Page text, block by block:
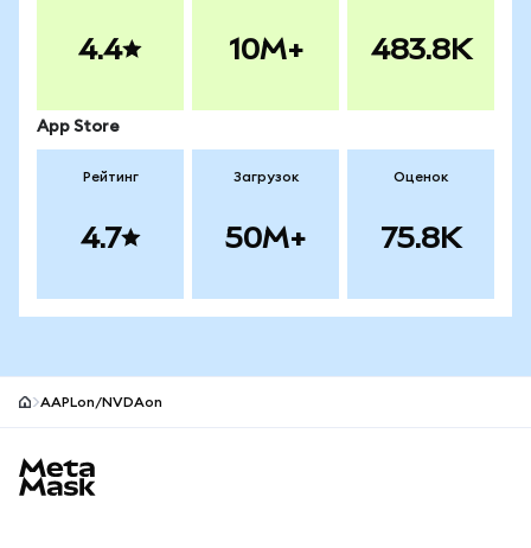
4.4 10M+ 483.8K
App Store
Рейтинг
4.7
Загрузок
50M+
Оценок
75.8K
AAPLon/NVDAon